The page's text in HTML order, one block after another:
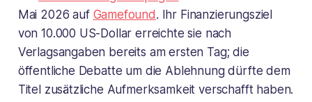
Mai 2026 auf Gamefound . Ihr Finanzierungsziel
von 10.000 US-Dollar erreichte sie nach
Verlagsangaben bereits am ersten Tag; die
öffentliche Debatte um die Ablehnung dürfte dem
Titel zusätzliche Aufmerksamkeit verschafft haben.